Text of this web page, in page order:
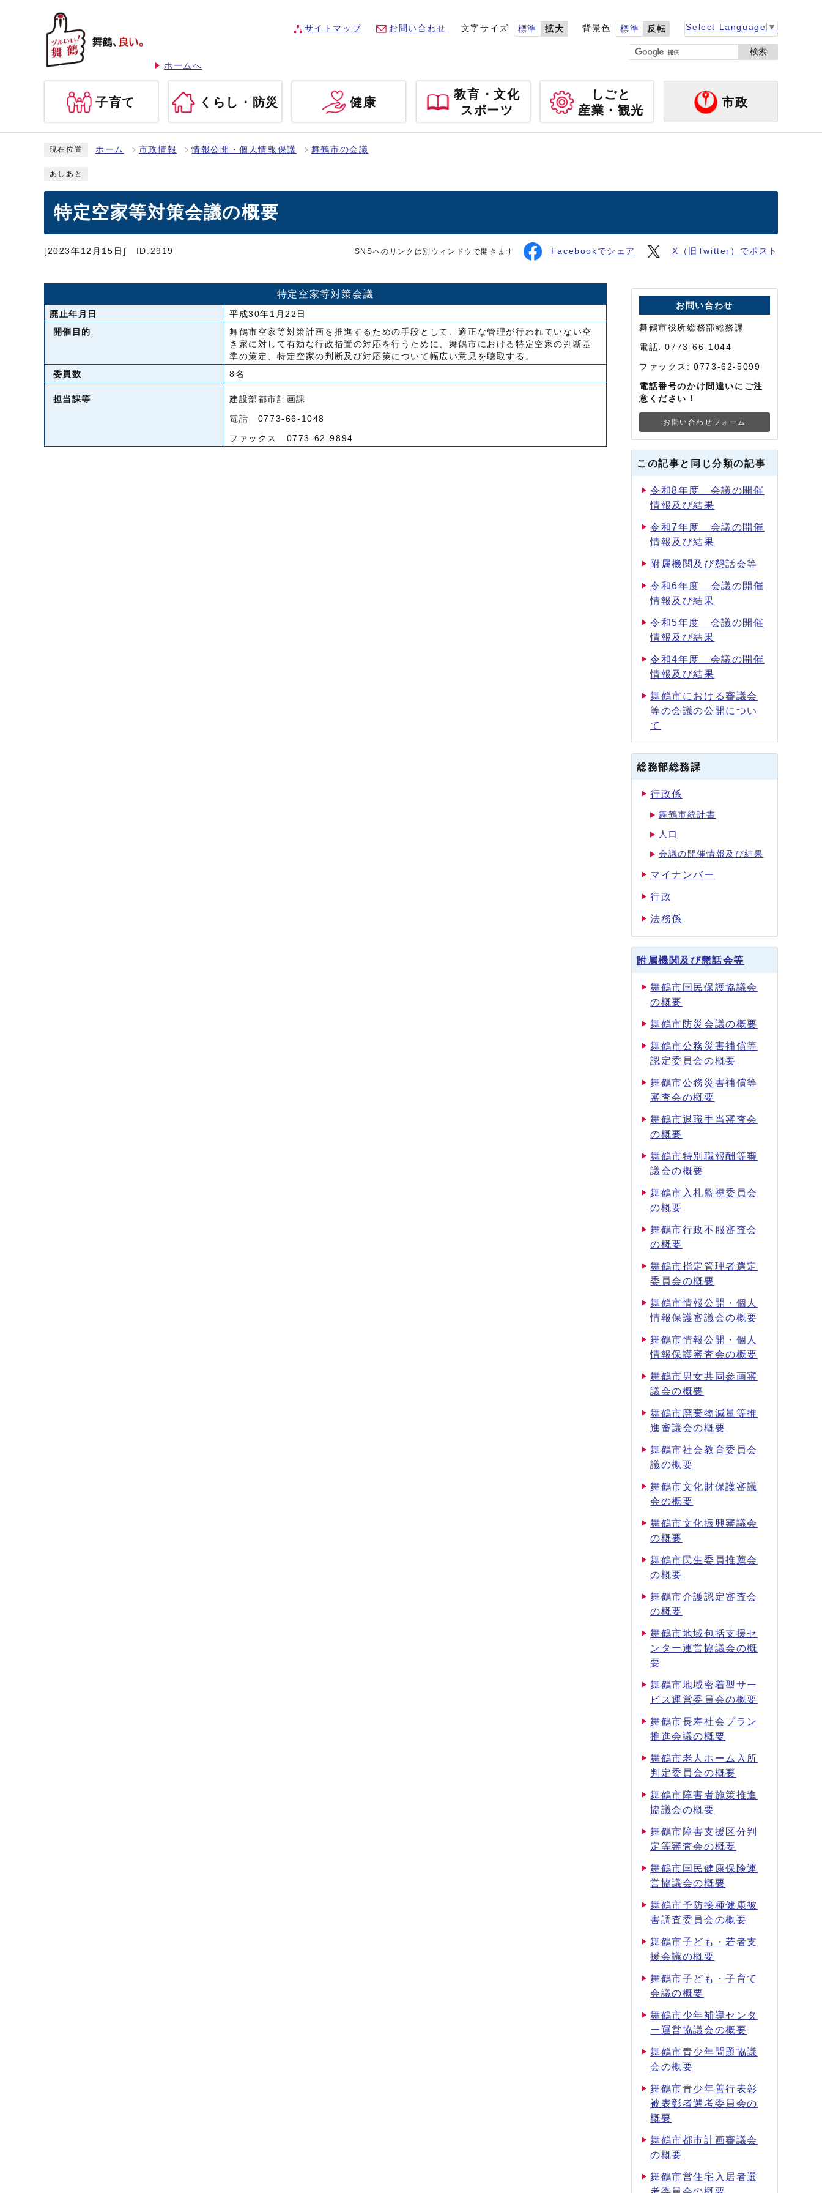
ホームへ
サイトマップ お問い合わせ 文字サイズ 標準 拡大 背景色 標準 反転 Select Language ▼
検索
子育て くらし・防災 健康
教育・文化
スポーツ
しごと
産業・観光
市政
現在位置 ホーム 市政情報 情報公開・個人情報保護 舞鶴市の会議
あしあと
特定空家等対策会議の概要
[2023年12月15日] ID:2919 SNSへのリンクは別ウィンドウで開きます Facebookでシェア X（旧Twitter）でポスト
特定空家等対策会議
廃止年月日
平成30年1月22日
開催目的
舞鶴市空家等対策計画を推進するための手段として、適正な管理が行われていない空
き家に対して有効な行政措置の対応を行うために、舞鶴市における特定空家の判断基
準の策定、特定空家の判断及び対応策について幅広い意見を聴取する。
委員数
8名
担当課等 建設部都市計画課
電話 0773-66-1048
ファックス 0773-62-9894
お問い合わせ
舞鶴市役所総務部総務課
電話: 0773-66-1044
ファックス: 0773-62-5099
電話番号のかけ間違いにご注
意ください！
お問い合わせフォーム
この記事と同じ分類の記事
令和8年度 会議の開催
情報及び結果
令和7年度 会議の開催
情報及び結果
附属機関及び懇話会等
令和6年度 会議の開催
情報及び結果
令和5年度 会議の開催
情報及び結果
令和4年度 会議の開催
情報及び結果
舞鶴市における審議会
等の会議の公開につい
て
総務部総務課
行政係
舞鶴市統計書
人口
会議の開催情報及び結果
マイナンバー
行政
法務係
附属機関及び懇話会等
舞鶴市国民保護協議会
の概要
舞鶴市防災会議の概要
舞鶴市公務災害補償等
認定委員会の概要
舞鶴市公務災害補償等
審査会の概要
舞鶴市退職手当審査会
の概要
舞鶴市特別職報酬等審
議会の概要
舞鶴市入札監視委員会
の概要
舞鶴市行政不服審査会
の概要
舞鶴市指定管理者選定
委員会の概要
舞鶴市情報公開・個人
情報保護審議会の概要
舞鶴市情報公開・個人
情報保護審査会の概要
舞鶴市男女共同参画審
議会の概要
舞鶴市廃棄物減量等推
進審議会の概要
舞鶴市社会教育委員会
議の概要
舞鶴市文化財保護審議
会の概要
舞鶴市文化振興審議会
の概要
舞鶴市民生委員推薦会
の概要
舞鶴市介護認定審査会
の概要
舞鶴市地域包括支援セ
ンター運営協議会の概
要
舞鶴市地域密着型サー
ビス運営委員会の概要
舞鶴市長寿社会プラン
推進会議の概要
舞鶴市老人ホーム入所
判定委員会の概要
舞鶴市障害者施策推進
協議会の概要
舞鶴市障害支援区分判
定等審査会の概要
舞鶴市国民健康保険運
営協議会の概要
舞鶴市予防接種健康被
害調査委員会の概要
舞鶴市子ども・若者支
援会議の概要
舞鶴市子ども・子育て
会議の概要
舞鶴市少年補導センタ
ー運営協議会の概要
舞鶴市青少年問題協議
会の概要
舞鶴市青少年善行表彰
被表彰者選考委員会の
概要
舞鶴市都市計画審議会
の概要
舞鶴市営住宅入居者選